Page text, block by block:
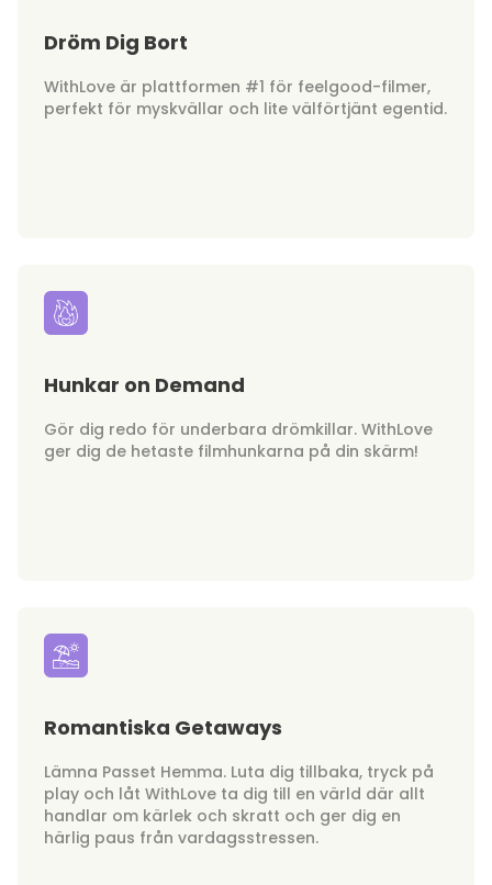
Dröm Dig Bort
WithLove är plattformen #1 för feelgood-filmer,
perfekt för myskvällar och lite välförtjänt egentid.
Hunkar on Demand
Gör dig redo för underbara drömkillar. WithLove
ger dig de hetaste filmhunkarna på din skärm!
Romantiska Getaways
Lämna Passet Hemma. Luta dig tillbaka, tryck på
play och låt WithLove ta dig till en värld där allt
handlar om kärlek och skratt och ger dig en
härlig paus från vardagsstressen.